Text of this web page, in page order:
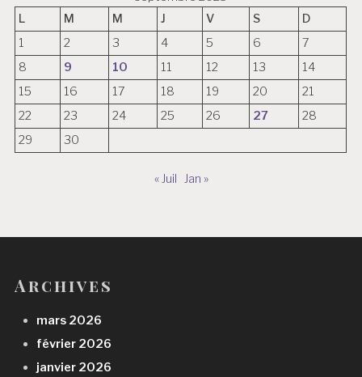
L
M M J V S
D
1
2 3 4 5 6
7
8
9 10 11 12 13
14
15
16 17 18 19 20
21
22
23 24 25 26 27
28
29
30
« Juil Jan »
Archives
mars 2026
février 2026
janvier 2026